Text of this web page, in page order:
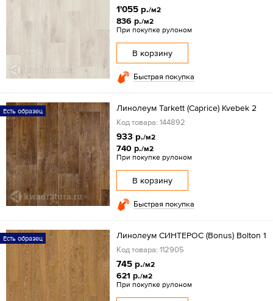
1'055 р./м2
836 р./м2
При покупке рулоном
В корзину
Быстрая покупка
Есть образец Линолеум Tarkett (Caprice) Kvebek 2
Код товара: 144892
933 р./м2
740 р./м2
При покупке рулоном
В корзину
Быстрая покупка
Есть образец Линолеум СИНТЕРОС (Bonus) Bolton 1
Код товара: 112905
745 р./м2
621 р./м2
При покупке рулоном